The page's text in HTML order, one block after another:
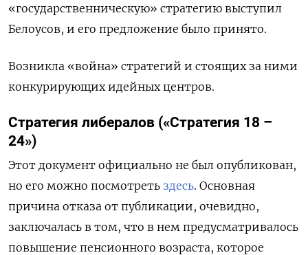
«государственническую» стратегию выступил
Белоусов, и его предложение было принято.
Возникла «война» стратегий и стоящих за ними
конкурирующих идейных центров.
Стратегия либералов («Стратегия 18 –
24»)
Этот документ официально не был опубликован,
но его можно посмотреть здесь. Основная
причина отказа от публикации, очевидно,
заключалась в том, что в нем предусматривалось
повышение пенсионного возраста, которое